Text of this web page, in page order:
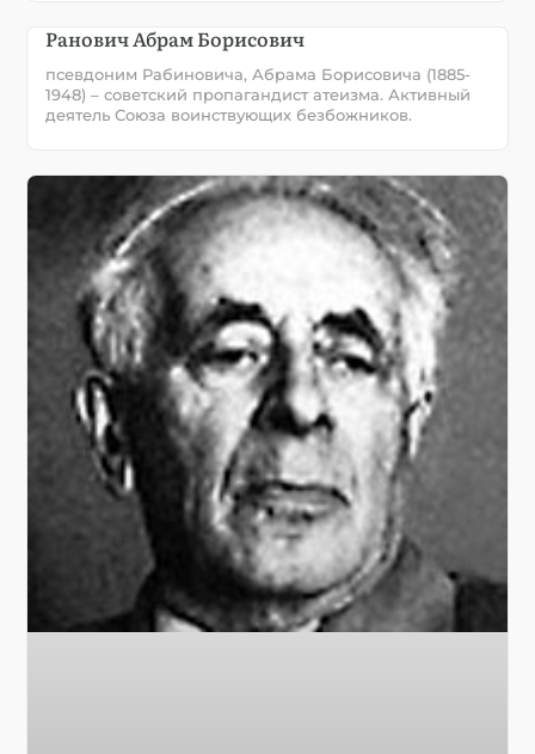
Ранович Абрам Борисович
псевдоним Рабиновича, Абрама Борисовича (1885-
1948) – советский пропагандист атеизма. Активный
деятель Союза воинствующих безбожников.